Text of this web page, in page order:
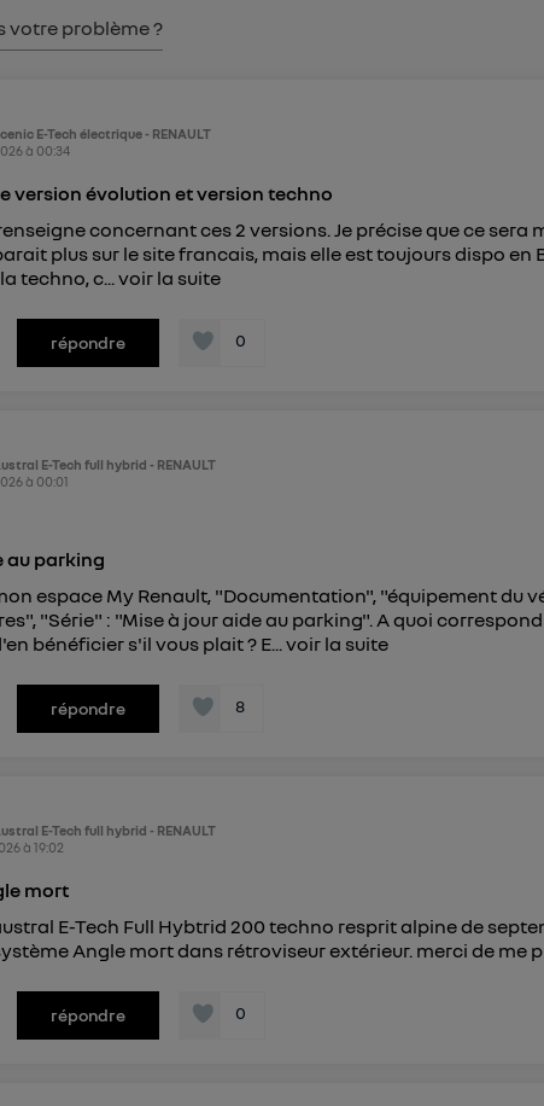
votre problème ?
E-Tech électrique - RENAULT
à 00:34
version évolution et version techno
concernant ces 2 versions. Je précise que ce sera
plus sur le site francais, mais elle est toujours dispo en
techno, c...voir la suite
répondre 0
E-Tech full hybrid - RENAULT
à 00:01
au parking
espace My Renault, "Documentation", "équipement du
"Série" : "Mise à jour aide au parking". A quoi
bénéficier s'il vous plait ? E...voir la suite
répondre 8
E-Tech full hybrid - RENAULT
à19:02
mort
E-Tech Full Hybtrid 200 techno resprit alpine de
Angle mort dans rétroviseur extérieur. merci de me
répondre 0
moment retirer ce consentement sur